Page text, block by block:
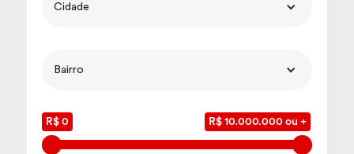
Cidade
Bairro
R$ 0 R$ 10.000.000 ou +